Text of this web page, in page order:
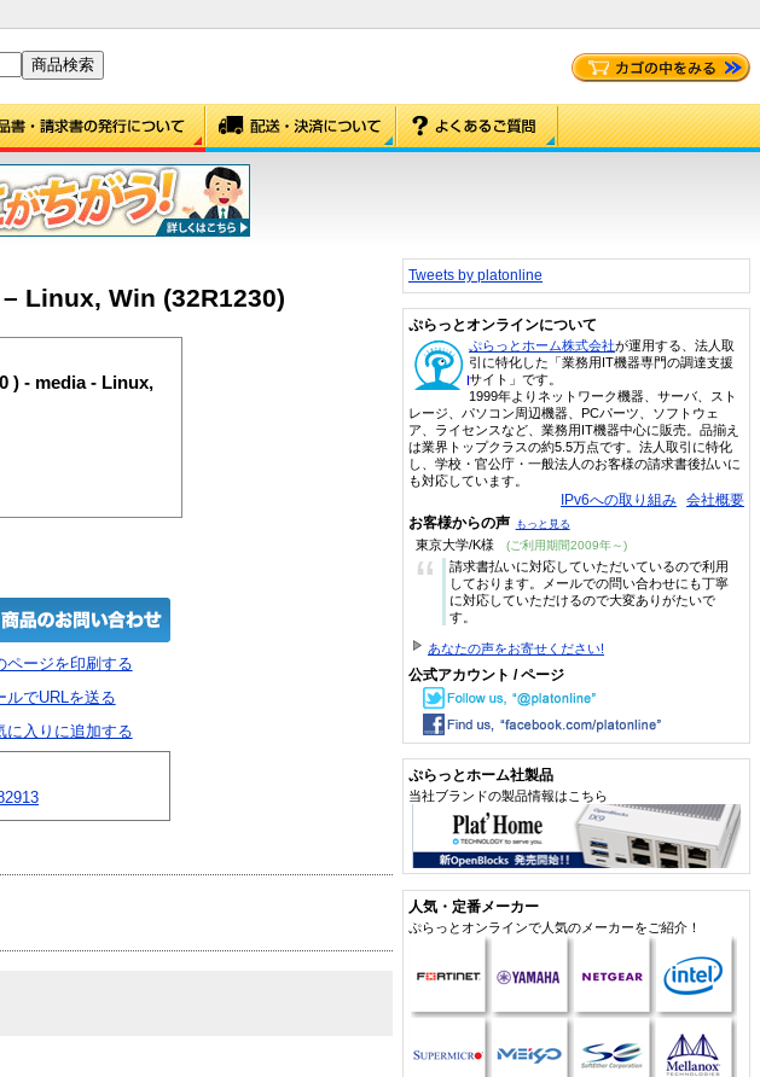
Linux, Win (32R1230)
) - media - Linux,
ージを印刷する
でURLを送る
に入りに追加する
Tweets by platonline
ぷらっとオンラインについて
ぷらっとホーム株式会社が運用する、法人取
引に特化した「業務用IT機器専門の調達支援
サイト」です。
1999年よりネットワーク機器、サーバ、スト
レージ、パソコン周辺機器、PCパーツ、ソフトウェ
ア、ライセンスなど、業務用IT機器中心に販売。品揃え
は業界トップクラスの約5.5万点です。法人取引に特化
し、学校・官公庁・一般法人のお客様の請求書後払いに
も対応しています。
IPv6への取り組み 会社概要
お客様からの声 もっと見る
東京大学/K様 (ご利用期間2009年～)
“
請求書払いに対応していただいているので利用
しております。メールでの問い合わせにも丁寧
に対応していただけるので大変ありがたいで
す。
あなたの声をお寄せください!
公式アカウント / ページ
ぷらっとホーム社製品
当社ブランドの製品情報はこちら
人気・定番メーカー
ぷらっとオンラインで人気のメーカーをご紹介！